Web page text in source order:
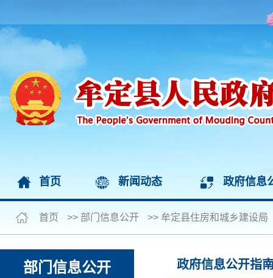
首页 新闻动态 政府信息
首页 >> 部门信息公开 >> 牟定县住房和城乡建设局
部门信息公开 政府信息公开指